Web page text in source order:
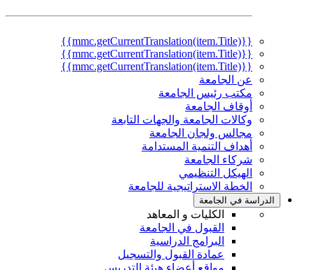
{{mmc.getCurrentTranslation(item.Title)}}
{{mmc.getCurrentTranslation(item.Title)}}
{{mmc.getCurrentTranslation(item.Title)}}
عن الجامعة
مكتب رئيس الجامعة
أوقاف الجامعة
وكالات الجامعة والجهات التابعة
مجالس ولجان الجامعة
أهداف التنمية المستدامة
شركاء الجامعة
الهيكل التنظيمي
الخطة الاستراتيجية للجامعة
الدراسة في الجامعة
الكليات و المعاهد
القبول في الجامعة
البرامج الدراسية
عمادة القبول والتسجيل
مواقع أعضاء هيئة التدريس